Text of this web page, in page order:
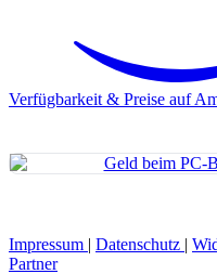
Verfügbarkeit & Preise auf
Impressum | Datenschutz |
Partner